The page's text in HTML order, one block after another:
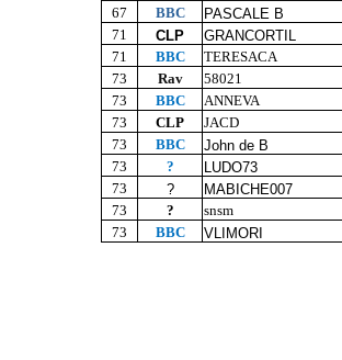
67
BBC
PASCALE B
71
CLP
GRANCORTIL
71
BBC
TERESACA
73
Rav
58021
73
BBC
ANNEVA
73
CLP
JACD
73
BBC
John de B
73
?
LUDO73
73
?
MABICHE007
73
?
snsm
73
BBC VLIMORI